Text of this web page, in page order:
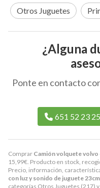
Comprar Camión volquete volvo
15,99€ . Producto en stock,
Precio, información,
con luz y sonido de juguete 23cm
categorías Otros Juguetes (217) y
Otros Juguetes
¿Alguna
Ponte en contacto
651 52 23 25